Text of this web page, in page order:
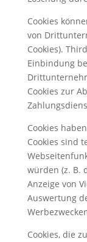
Cookies
von
Cookies).
Einbindung
Cookies zur
Cookies
Cookies sind
würden (z. B.
Anzeige von
Auswertung
Cookies, die